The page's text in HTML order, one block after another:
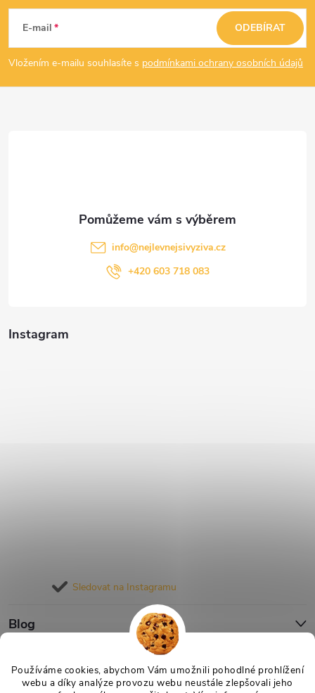
Používáme cookies, abychom Vám umožnili pohodlné prohlížení
webu a díky analýze provozu webu neustále zlepšovali jeho
p
a
E-mail
Vložením e-mailu souhlasíte s podmínkami ochrany osobních údajů
ODEBÍRAT
Instagram
Sledovat na Instagramu
Blog
Informace pro vás
info@nejlevnejsivyziva.cz
+420 603 718 083